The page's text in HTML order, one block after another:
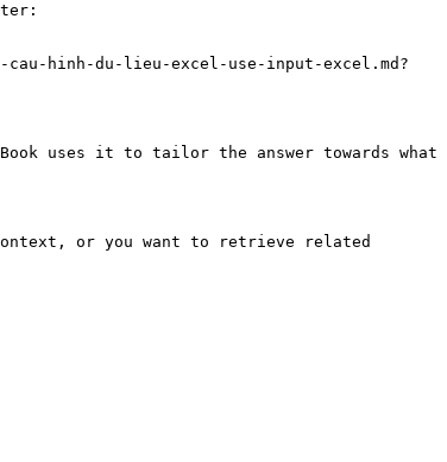
hinh-du-lieu-excel-use-input-excel.md?
uses it to tailor the answer towards what
or you want to retrieve related